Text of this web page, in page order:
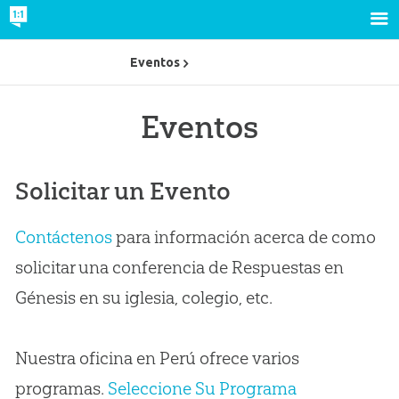
Eventos
Solicitar un Evento
Contáctenospara información acerca de como
solicitar una conferencia de Respuestas en
Génesis en su iglesia, colegio, etc.
Nuestra oficina en Perú ofrece varios
programas. Seleccione Su Programa
Eventos